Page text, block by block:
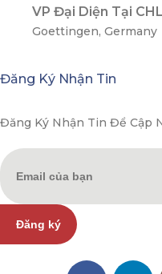
VP Đại Diện Tại
Goettingen, Germany
Đăng Ký Nhận Tin
Đăng Ký Nhận Tin Để Cập
Đăng ký